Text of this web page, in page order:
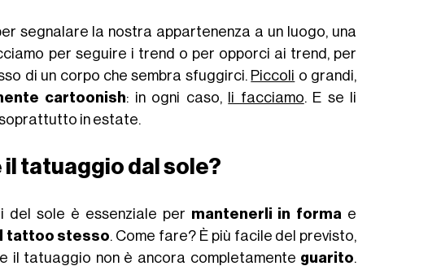
segnalare la nostra appartenenza a un luogo, una
per seguire i trend o per opporci ai trend, per
di un corpo che sembra sfuggirci. Piccoli o grandi,
cartoonish: in ogni caso, li facciamo. E se li
in estate.
tatuaggio dal sole?
del sole è essenziale per mantenerli in forma e
tattoo stesso. Come fare? È più facile del previsto,
il tatuaggio non è ancora completamente guarito.